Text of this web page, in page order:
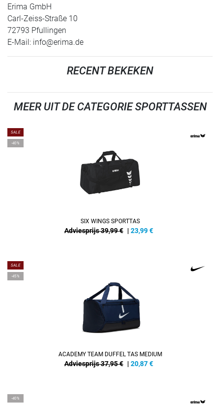
Erima GmbH
Carl-Zeiss-Straße 10
72793 Pfullingen
E-Mail: info@erima.de
RECENT BEKEKEN
MEER UIT DE CATEGORIE SPORTTASSEN
SALE
-40%
SIX WINGS SPORTTAS
Adviesprijs 39,99 € | 23,99€
SALE
-45%
ACADEMY TEAM DUFFEL TAS MEDIUM
Adviesprijs 37,95 € | 20,87€
-40%